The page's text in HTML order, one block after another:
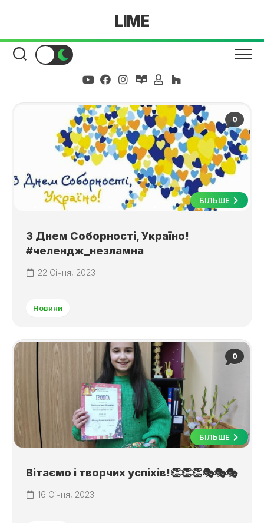
LIME
0
БІЛЬШЕ
З Днем Соборності, Україно!
#челендж_незламна
22 Січня, 2023
Новини
0
БІЛЬШЕ
Вітаємо і творчих успіхів!👏👏👏🎭🎭🎭
16 Січня, 2023